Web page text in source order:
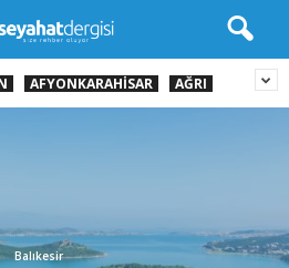
AFYONKARAHISAR AĞRI
Balıkesir